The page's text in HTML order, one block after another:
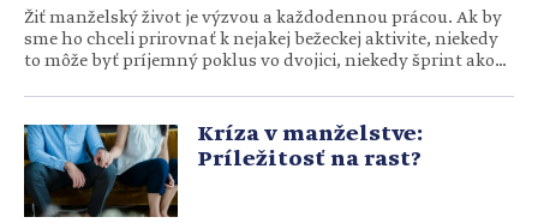
Žiť manželský život je výzvou a každodennou prácou. Ak by
sme ho chceli prirovnať k nejakej bežeckej aktivite, niekedy
to môže byť príjemný poklus vo dvojici, niekedy šprint ako
a inokedy maratón na dlhé trate. V každom prípade,
rovnako ako beh alebo všeobecne šport, aj manželstvo nás
mnohému môže naučiť. 1. […]Kríza v manželstve:
Príležitosť na rast?